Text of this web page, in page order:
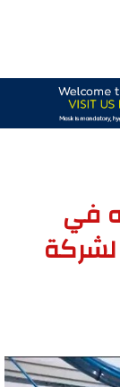
في
لشركة